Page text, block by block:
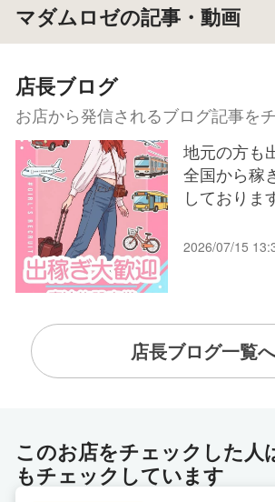
デリヘルコースに加えて、アロマ
⇒デリヘルコースでは…
現在20代～50代まで、幅広く募集
デリヘルコースは４つの種類のコ
年齢によって取り組めるコースに
●通常コース
18歳～30代の方
●ロゼコース
●マダムコース
40代後半～50代の方
マダムロゼの記事・動画
店長ブログ
お店から発信されるブログ記事を
地元の方も
全国から稼
しておりま
2026/07/15
店長ブログ一覧へ
このお店をチェックした人
もチェックしています